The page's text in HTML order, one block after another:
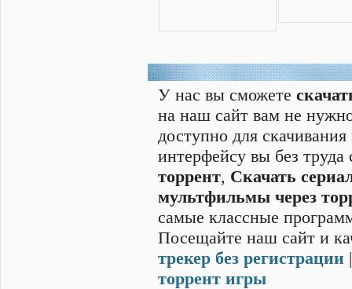
У нас вы сможете
на наш сайт вам не
доступно для
интерфейсу вы без
торрент, Скачать
мультфильмы через
самые классные
Посещайте наш сайт и
трекер без регистрации
торрент игры